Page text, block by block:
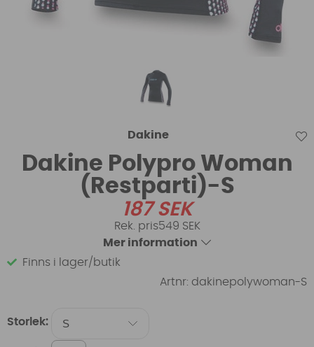
Dakine
Dakine Polypro Woman
(Restparti)-S
187SEK
549 SEK
Mer information
Finns i lager/butik
Artnr: dakinepolywoman-S
Storlek: